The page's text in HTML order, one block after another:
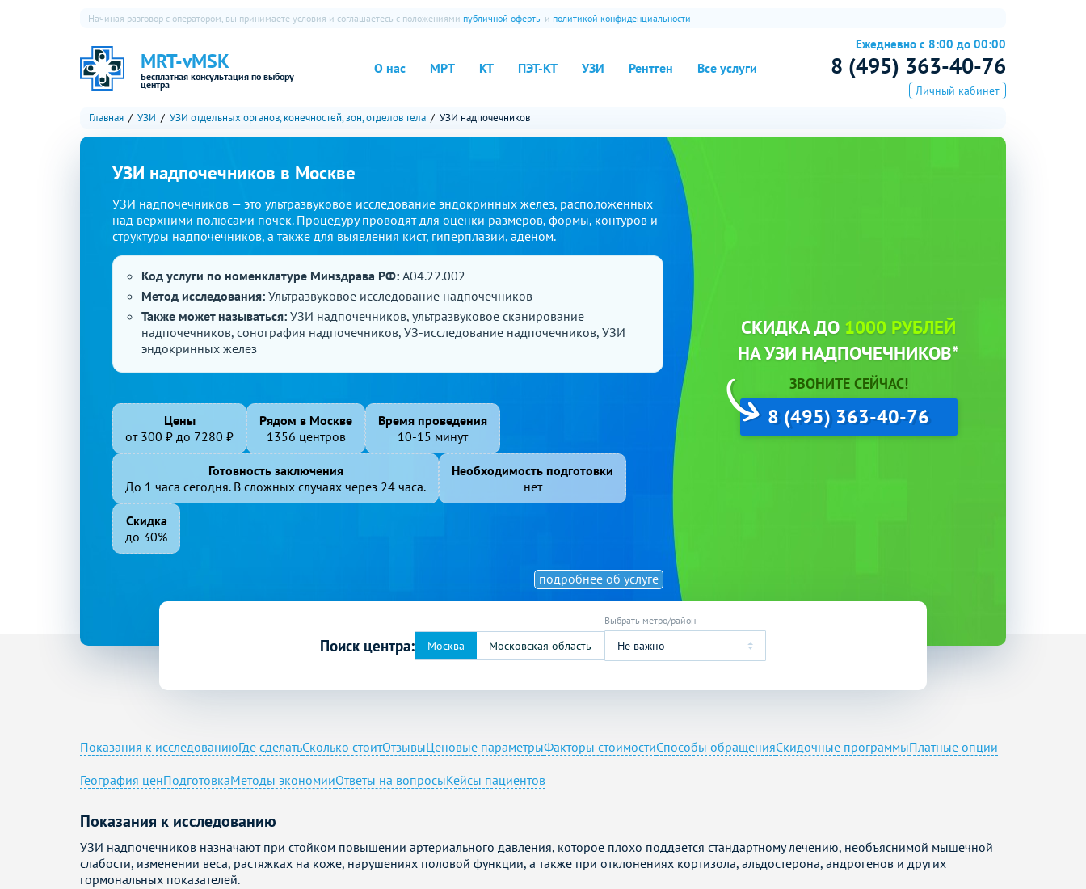
MRT-vMSK
Бесплатная консультация по выбору
центра
О нас МРТ КТ ПЭТ-КТ УЗИ Рентген Все услуги
Начиная разговор с оператором, вы принимаете условия и соглашаетесь с положениями публичной оферты и политикой конфиденциальности
Ежедневно с 8:00 до 00:00
8 (495) 363-40-76
Личный кабинет
Главная УЗИ УЗИ отдельных органов, конечностей, зон, отделов тела УЗИ надпочечников
УЗИ надпочечников в Москве
подробнее об услуге
СКИДКА ДО 1000 РУБЛЕЙ
НА УЗИ НАДПОЧЕЧНИКОВ*
ЗВОНИТЕ СЕЙЧАС!
8 (495) 363-40-76
УЗИ надпочечников — это ультразвуковое исследование эндокринных желез, расположенных
над верхними полюсами почек. Процедуру проводят для оценки размеров, формы, контуров и
структуры надпочечников, а также для выявления кист, гиперплазии, аденом.
Код услуги по номенклатуре Минздрава РФ: A04.22.002
Метод исследования: Ультразвуковое исследование надпочечников
Также может называться: УЗИ надпочечников, ультразвуковое сканирование
надпочечников, сонография надпочечников, УЗ-исследование надпочечников, УЗИ
эндокринных желез
Цены
от 300 ₽ до 7280 ₽
Рядом в Москве
1356 центров
Время проведения
10-15 минут
Готовность заключения
До 1 часа сегодня. В сложных случаях через 24 часа.
Необходимость подготовки
нет
Скидка
до 30%
Поиск центра: Не важно
Показания к исследованиюГде сделатьСколько стоитОтзывыЦеновые параметрыФакторы стоимостиСпособы обращенияСкидочные программыПлатные опции
География ценПодготовкаМетоды экономииОтветы на вопросыКейсы пациентов
Показания к исследованию
УЗИ надпочечников назначают при стойком повышении артериального давления, которое плохо поддается стандартному лечению, необъяснимой мышечной
слабости, изменении веса, растяжках на коже, нарушениях половой функции, а также при отклонениях кортизола, альдостерона, андрогенов и других
гормональных показателей.